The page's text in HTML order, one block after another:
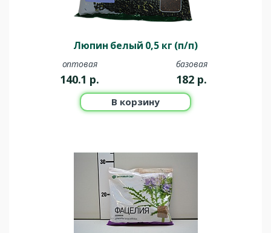
Люпин белый 0,5 кг (п/п)
оптовая
140.1 р.
базовая
182 р.
В корзину